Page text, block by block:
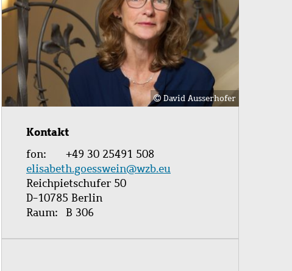
David Ausserhofer
Kontakt
fon
+49 30 25491 508
elisabeth.goesswein@wzb.eu
Reichpietschufer 50
D-10785 Berlin
Raum
B 306